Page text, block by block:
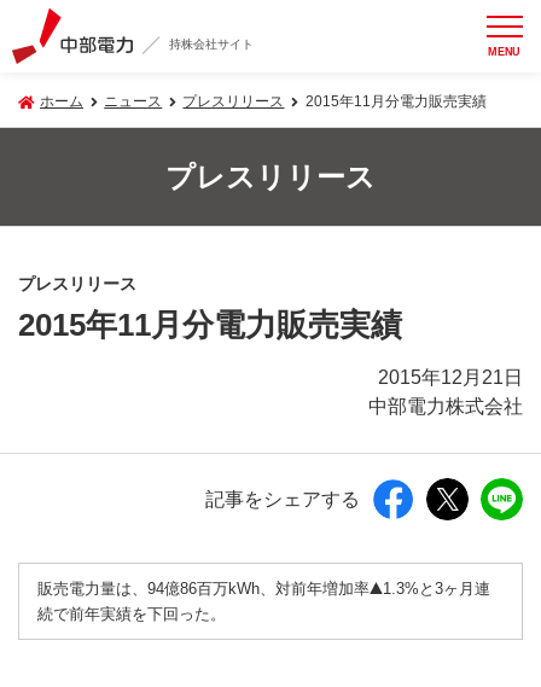
持株会社サイト MENU
ホーム ニュース プレスリリース 2015年11月分電力販売実績
プレスリリース
プレスリリース
2015年11月分電力販売実績
2015年12月21日
中部電力株式会社
記事をシェアする
販売電力量は、94億86百万kWh、対前年増加率
1.3%と3ヶ月連
続で前年実績を下回った。